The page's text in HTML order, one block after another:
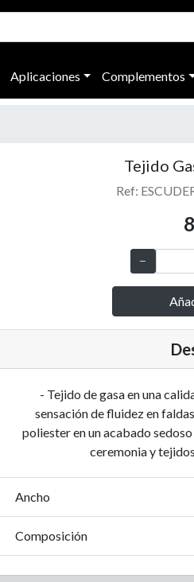
Aplicaciones Complementos
Tejido
Ref:
- Tejido de gasa en una
sensación de fluidez en
poliester en un acabado
ceremonia y
Ancho
Composición